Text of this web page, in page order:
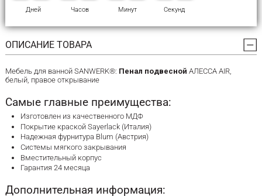
Дней Часов Минут Секунд
ОПИСАНИЕ ТОВАРА
Мебель для ванной SANWERK®: Пенал подвесной АЛЕССА AIR,
белый, правое открывание
Самые главные преимущества:
Изготовлен из качественного МДФ
Покрытие краской Sayerlack (Италия)
Надежная фурнитура Blum (Австрия)
Системы мягкого закрывания
Вместительный корпус
Гарантия 24 месяца
Дополнительная информация: